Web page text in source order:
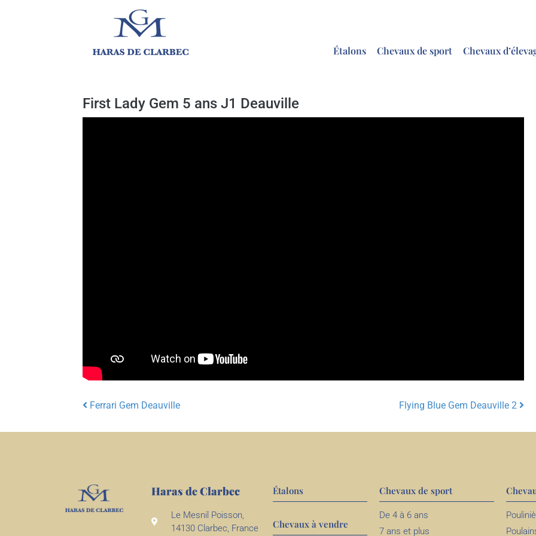
Étalons Chevaux de sport Chevaux
First Lady Gem 5 ans J1 Deauville
Ferrari Gem Deauville Flying Blue Gem Deauville 2
Haras de Clarbec
Le Mesnil Poisson,
14130 Clarbec, France
Étalons
Chevaux à vendre
Chevaux de sport
De 4 à 6 ans
7 ans et plus